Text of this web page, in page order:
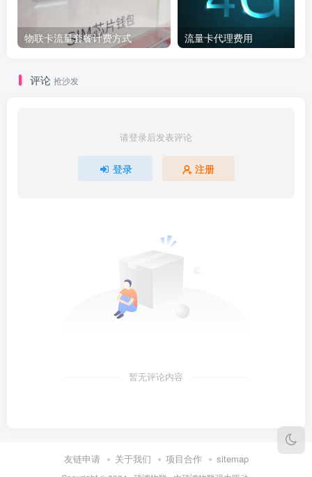
物联卡流量套餐计费方式 流量卡代理费用
评论 抢沙发
请登录后发表评论
登录 注册
暂无评论内容
友链申请 关于我们 项目合作 sitemap